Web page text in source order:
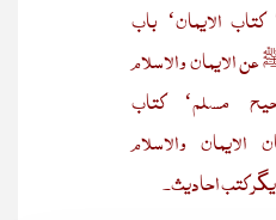
الایمان‘ باب
الایمان والاسلام
مسلم‘ کتاب
الایمان والاسلام